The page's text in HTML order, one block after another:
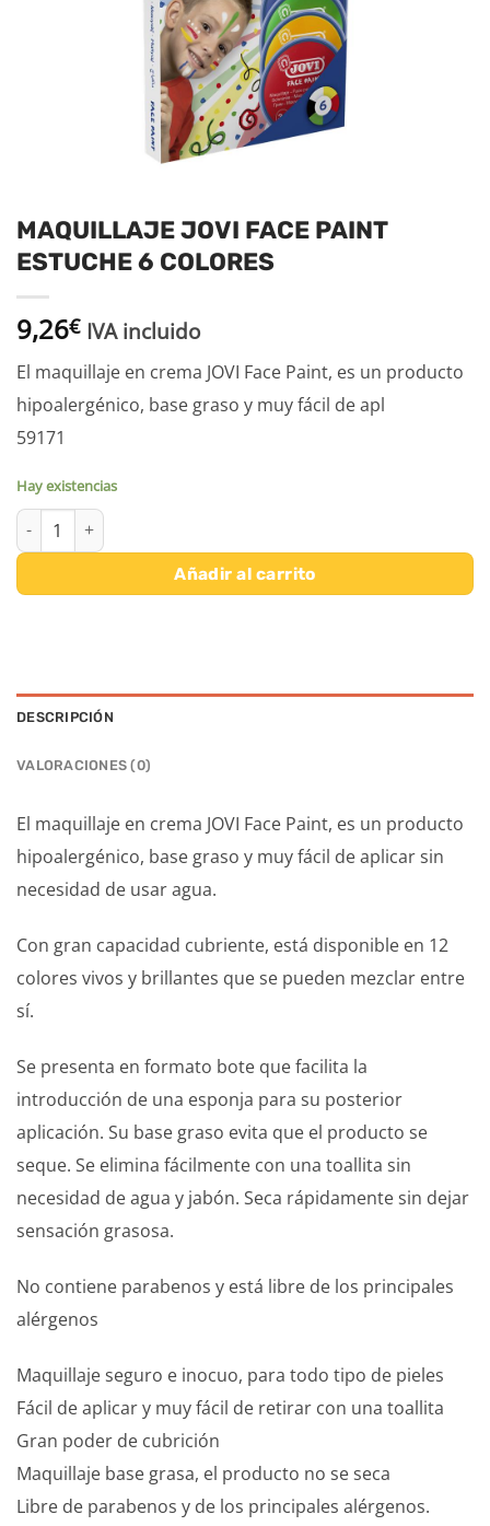
MAQUILLAJE JOVI FACE PAINT
ESTUCHE 6 COLORES
9,26€ IVA incluido
El maquillaje en crema JOVI Face Paint, es un producto
hipoalergénico, base graso y muy fácil de apl
59171
Hay existencias
MAQUILLAJE JOVI FACE PAINT ESTUCHE 6 COLORES cantidad
Añadir al carrito
DESCRIPCIÓN
VALORACIONES (0)
El maquillaje en crema JOVI Face Paint, es un producto
hipoalergénico, base graso y muy fácil de aplicar sin
necesidad de usar agua.
Con gran capacidad cubriente, está disponible en 12
colores vivos y brillantes que se pueden mezclar entre
sí.
Se presenta en formato bote que facilita la
introducción de una esponja para su posterior
aplicación. Su base graso evita que el producto se
seque. Se elimina fácilmente con una toallita sin
necesidad de agua y jabón. Seca rápidamente sin dejar
sensación grasosa.
No contiene parabenos y está libre de los principales
alérgenos
Maquillaje seguro e inocuo, para todo tipo de pieles
Fácil de aplicar y muy fácil de retirar con una toallita
Gran poder de cubrición
Maquillaje base grasa, el producto no se seca
Libre de parabenos y de los principales alérgenos.